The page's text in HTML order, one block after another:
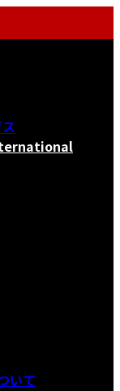
いて